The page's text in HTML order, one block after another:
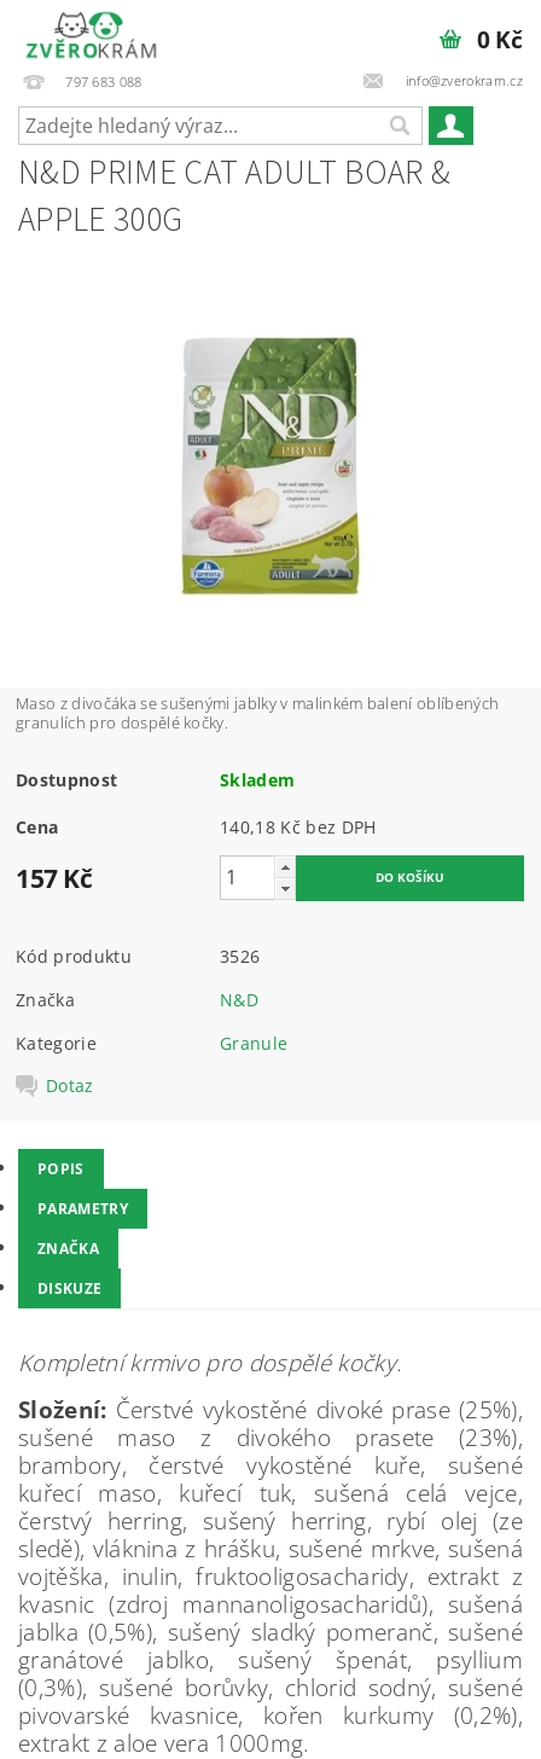
797 683 088 info@zverokram.cz
0 Kč
N&D PRIME CAT ADULT BOAR &
APPLE 300G
Maso z divočáka se sušenými jablky v malinkém balení oblíbených
granulích pro dospělé kočky.
Dostupnost Skladem
Cena 140,18 Kč bez DPH
157 Kč
Kód produktu
3526
Značka
N&D
Kategorie
Granule
Dotaz
POPIS
PARAMETRY
ZNAČKA
DISKUZE
Kompletní krmivo prodospělé kočky.
Složení: Čerstvé vykostěné divoké prase (25%),
sušené maso z divokého prasete (23%),
brambory, čerstvé vykostěné kuře, sušené
kuřecí maso, kuřecí tuk, sušená celá vejce,
čerstvý herring, sušený herring, rybí olej (ze
sledě), vláknina z hrášku, sušené mrkve, sušená
vojtěška, inulin, fruktooligosacharidy, extrakt z
kvasnic (zdroj mannanoligosacharidů), sušená
jablka (0,5%), sušený sladký pomeranč, sušené
granátové jablko, sušený špenát, psyllium
(0,3%), sušené borůvky, chlorid sodný, sušené
pivovarské kvasnice, kořen kurkumy (0,2%),
extrakt z aloe vera 1000mg.